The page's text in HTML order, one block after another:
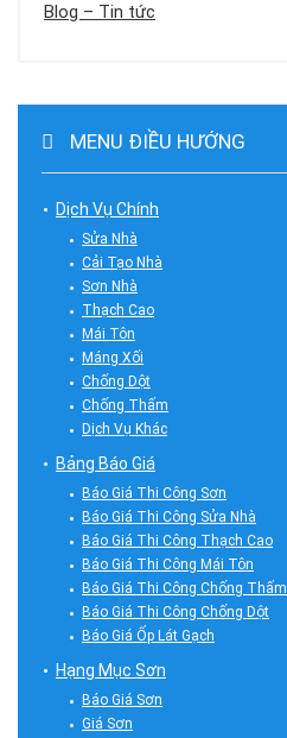
Blog – Tin tức
MENU ĐIỀU HƯỚNG
Dịch Vụ Chính
Sửa Nhà
Cải Tạo Nhà
Sơn Nhà
Thạch Cao
Mái Tôn
Máng Xối
Chống Dột
Chống Thấm
Dịch Vụ Khác
Bảng Báo Giá
Báo Giá Thi Công Sơn
Báo Giá Thi Công Sửa Nhà
Báo Giá Thi Công Thạch Cao
Báo Giá Thi Công Mái Tôn
Báo Giá Thi Công Chống Thấm
Báo Giá Thi Công Chống Dột
Báo Giá Ốp Lát Gạch
Hạng Mục Sơn
Báo Giá Sơn
Giá Sơn